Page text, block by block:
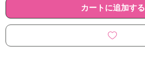
カートに追加する